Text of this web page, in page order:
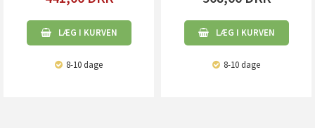
LÆG I KURVEN
8-10 dage
LÆG I KURVEN
8-10 dage